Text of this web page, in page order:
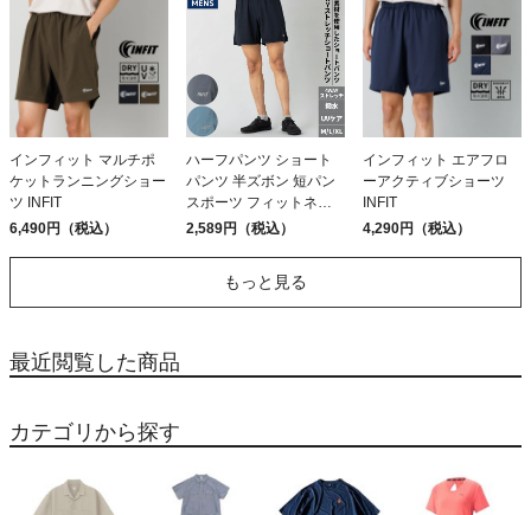
インフィット マルチポ
ケットランニングショー
ツ INFIT
6,490円（税込）
ハーフパンツ ショート
パンツ 半ズボン 短パン
スポーツ フィットネス
ランニング トレーニン
ンフィット INFIT アウト
レット セール
2,589円（税込）
インフィット エアフロ
ーアクティブショーツ
INFIT
4,290円（税込）
もっと見る
最近閲覧した商品
カテゴリから探す